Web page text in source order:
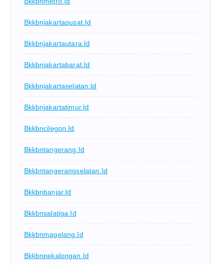
Bkkbnjakartapusat.id
Bkkbnjakartautara.id
Bkkbnjakartabarat.id
Bkkbnjakartaselatan.id
Bkkbnjakartatimur.id
Bkkbncilegon.id
Bkkbntangerang.id
Bkkbntangerangselatan.id
Bkkbnbanjar.id
Bkkbnsalatiga.id
Bkkbnmagelang.id
Bkkbnpekalongan.id